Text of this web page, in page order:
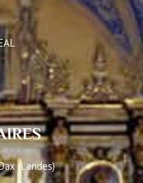
(Landes)